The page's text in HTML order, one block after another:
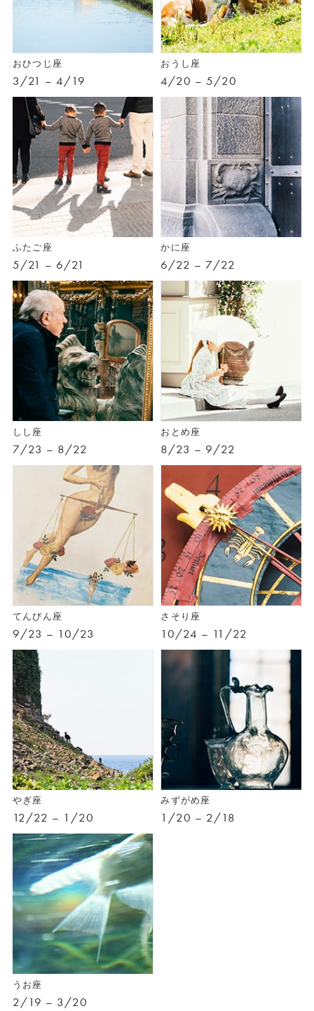
おひつじ座
3/21 – 4/19
おうし座
4/20 – 5/20
ふたご座
5/21 – 6/21
かに座
6/22 – 7/22
しし座
7/23 – 8/22
おとめ座
8/23 – 9/22
てんびん座
9/23 – 10/23
さそり座
10/24 – 11/22
やぎ座
12/22 – 1/20
みずがめ座
1/20 – 2/18
うお座
2/19 – 3/20